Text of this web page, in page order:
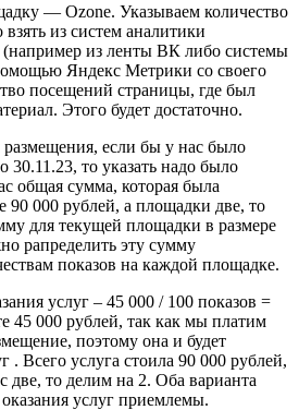
— Ozone. Указываем количество
из систем аналитики
из ленты ВК либо системы
Яндекс Метрики со своего
посещений страницы, где был
Этого будет достаточно.
если бы у нас было
30.11.23, то указать надо было
общая сумма, которая была
90 000 рублей, а площадки две, то
для текущей площадки в размере
рапределить эту сумму
показов на каждой площадке.
услуг – 45 000 / 100 показов =
45 000 рублей, так как мы платим
поэтому она и будет
. Всего услуга стоила 90 000 рублей,
две, то делим на 2. Оба варианта
услуг приемлемы.